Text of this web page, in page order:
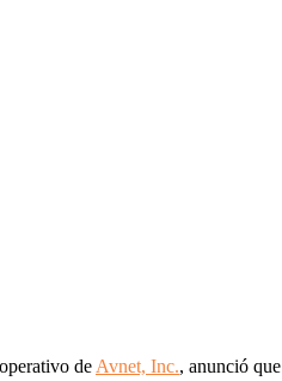
de Avnet, Inc., anunció